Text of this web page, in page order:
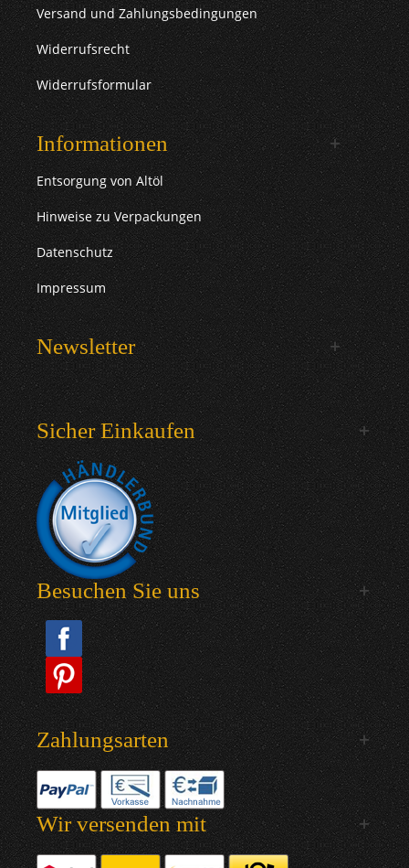
Versand und Zahlungsbedingungen
Widerrufsrecht
Widerrufsformular
Informationen
Entsorgung von Altöl
Hinweise zu Verpackungen
Datenschutz
Impressum
Newsletter
Sicher Einkaufen
Besuchen Sie uns
Zahlungsarten
Wir versenden mit